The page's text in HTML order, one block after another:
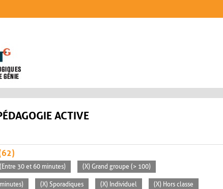
ACTIVE
30 et 60 minutes) (X) Grand groupe (> 100)
(X) Sporadiques (X) Individuel (X) Hors classe